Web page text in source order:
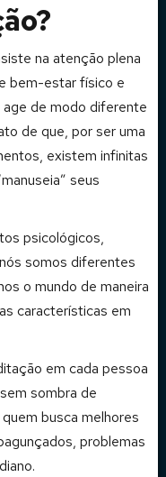
na atenção plena
bem-estar físico e
age de modo diferente
de que, por ser uma
existem infinitas
seus
psicológicos,
somos diferentes
o mundo de maneira
características em
em cada pessoa
sombra de
busca melhores
problemas